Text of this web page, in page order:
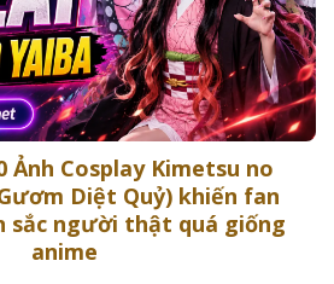
Ảnh Cosplay Kimetsu no
Diệt Quỷ) khiến fan
sắc người thật quá giống
anime